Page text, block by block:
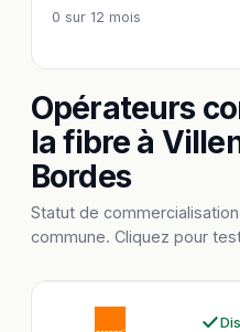
0 sur 12 mois
Opérateurs
la fibre à
Bordes
Statut de
commune. Cliquez pour